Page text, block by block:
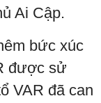
Ai Cập.
bức xúc
được sử
VAR đã can